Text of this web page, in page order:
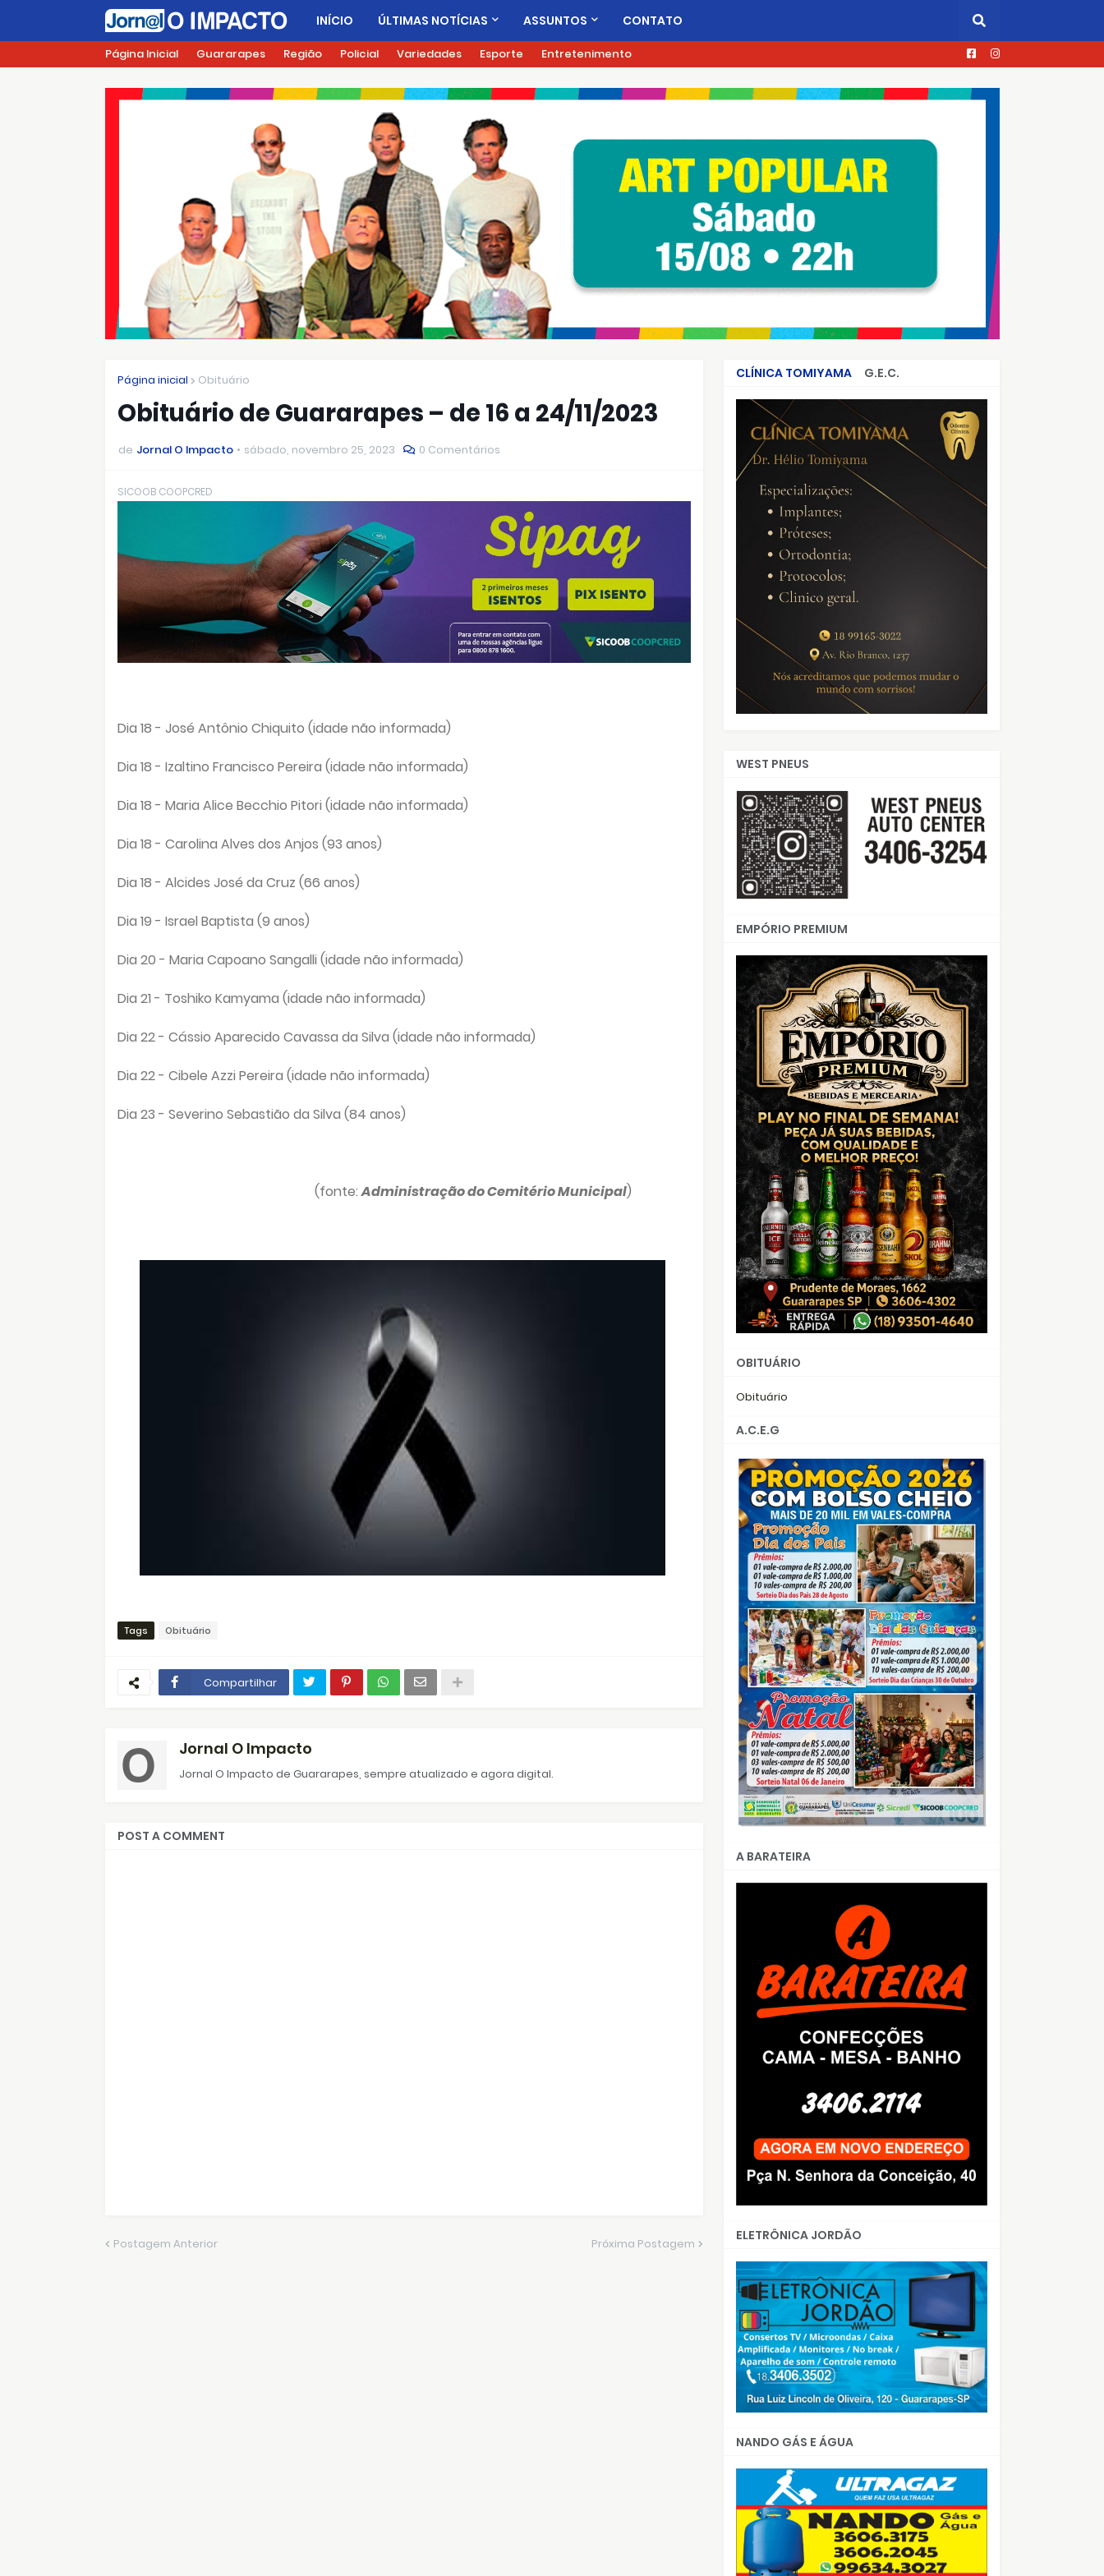
INÍCIO ÚLTIMAS NOTÍCIAS ASSUNTOS CONTATO
Página Inicial Guararapes Região Policial Variedades Esporte Entretenimento
Página inicial Obituário
Obituário de Guararapes – de 16 a 24/11/2023
de Jornal O Impacto sábado, novembro 25, 2023 0 Comentários
SICOOB COOPCRED
Dia 18 - José Antônio Chiquito (idade não informada)
Dia 18 - Izaltino Francisco Pereira (idade não informada)
Dia 18 - Maria Alice Becchio Pitori (idade não informada)
Dia 18 - Carolina Alves dos Anjos (93 anos)
Dia 18 - Alcides José da Cruz (66 anos)
Dia 19 - Israel Baptista (9 anos)
Dia 20 - Maria Capoano Sangalli (idade não informada)
Dia 21 - Toshiko Kamyama (idade não informada)
Dia 22 - Cássio Aparecido Cavassa da Silva (idade não informada)
Dia 22 - Cibele Azzi Pereira (idade não informada)
Dia 23 - Severino Sebastião da Silva (84 anos)
(fonte:Administração do Cemitério Municipal)
Tags Obituário
Compartilhar
Jornal O Impacto
Jornal O Impacto de Guararapes, sempre atualizado e agora digital.
POST A COMMENT
Postagem Anterior Próxima Postagem
CLÍNICA TOMIYAMA
G.E.C.
CRIMES QUE ABALARAM O BRASIL
WEST PNEUS
EMPÓRIO PREMIUM
OBITUÁRIO
Obituário
A.C.E.G
A BARATEIRA
ELETRÔNICA JORDÃO
NANDO GÁS E ÁGUA